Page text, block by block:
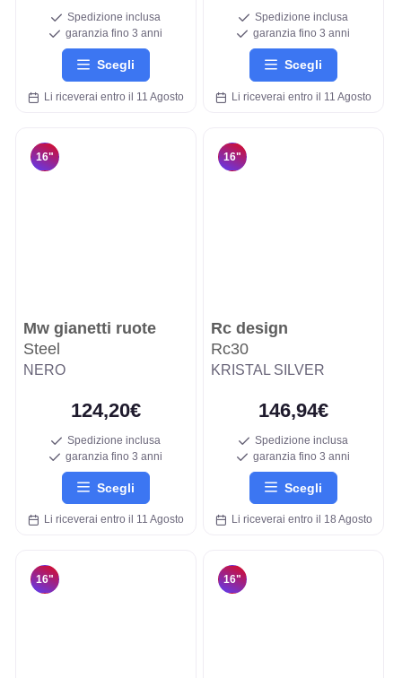
Spedizione inclusa
garanzia fino 3 anni
Scegli
Li riceverai entro il 11 Agosto
Spedizione inclusa
garanzia fino 3 anni
Scegli
Li riceverai entro il 11 Agosto
16"
Mw gianetti ruote
Steel
NERO
124,20€
Spedizione inclusa
garanzia fino 3 anni
Scegli
Li riceverai entro il 11 Agosto
16"
Rc design
Rc30
KRISTAL SILVER
146,94€
Spedizione inclusa
garanzia fino 3 anni
Scegli
Li riceverai entro il 18 Agosto
16" 16"